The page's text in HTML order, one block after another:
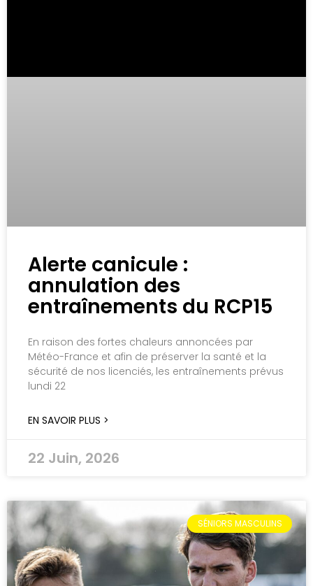
Alerte canicule :
annulation des
entraînements du RCP15
En raison des fortes chaleurs annoncées par
Météo-France et afin de préserver la santé et la
sécurité de nos licenciés, les entraînements prévus
lundi 22
EN SAVOIR PLUS >
22 Juin, 2026
SÉNIORS MASCULINS